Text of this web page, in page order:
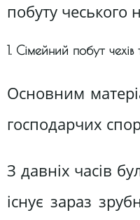
побуту чеського
1. Сімейний побут чехів
Основним
господарчих
З давніх часів
існує зараз